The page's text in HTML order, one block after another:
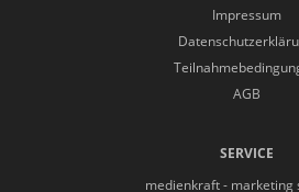
Impressum
AGB
SERVICE
medienkraft - marketing